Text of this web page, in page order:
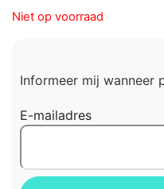
Niet op voorraad
Informeer mij wanneer
E-mailadres